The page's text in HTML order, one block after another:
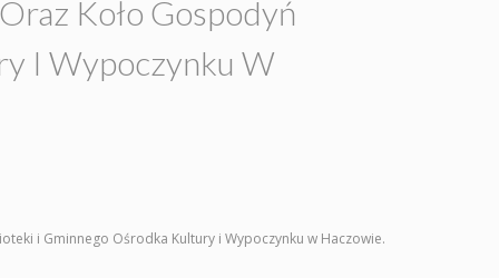
Koło Gospodyń
I Wypoczynku W
i Gminnego Ośrodka Kultury i Wypoczynku w Haczowie.